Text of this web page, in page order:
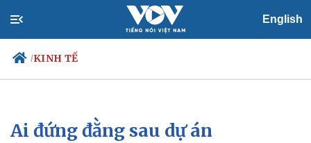
English
/KINH TẾ
Chính trị
Xã hội
Ai đứng đằng sau dự án